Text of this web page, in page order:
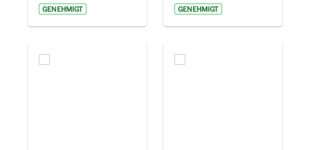
GENEHMIGT GENEHMIGT